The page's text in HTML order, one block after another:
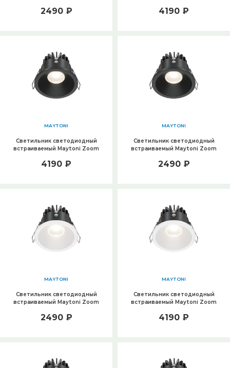
2490 ₽ 4190 ₽
MAYTONI
Светильник светодиодный
встраиваемый Maytoni Zoom
4190 ₽
MAYTONI
Светильник светодиодный
встраиваемый Maytoni Zoom
2490 ₽
MAYTONI
Светильник светодиодный
встраиваемый Maytoni Zoom
2490 ₽
MAYTONI
Светильник светодиодный
встраиваемый Maytoni Zoom
4190 ₽